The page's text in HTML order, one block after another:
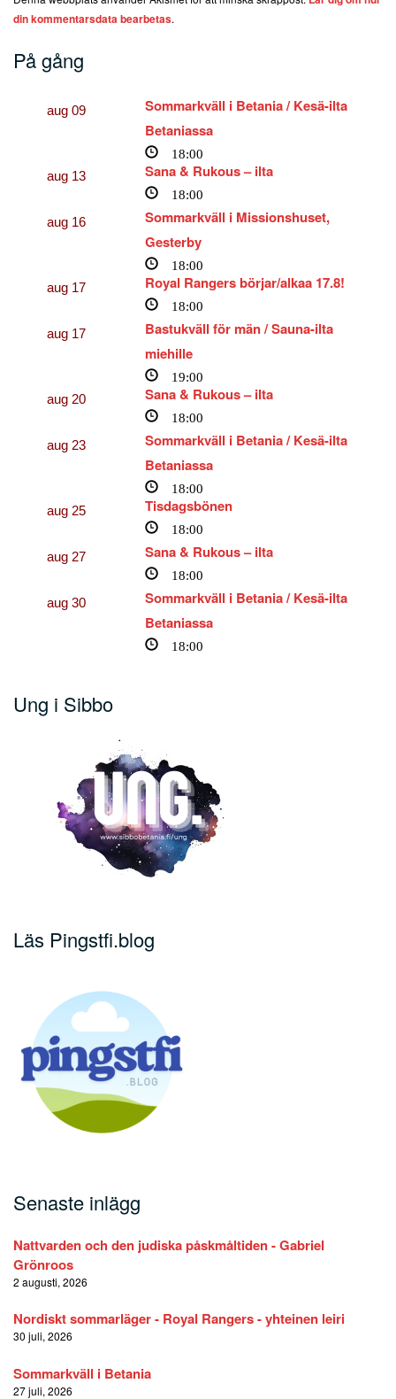
din kommentarsdata bearbetas.
På gång
aug 09
Sommarkväll i Betania / Kesä-ilta
Betaniassa
18:00
aug 13 Sana & Rukous – ilta
18:00
aug 16
Sommarkväll i Missionshuset,
Gesterby
18:00
aug 17 Royal Rangers börjar/alkaa 17.8!
18:00
aug 17
Bastukväll för män / Sauna-ilta
miehille
19:00
aug 20 Sana & Rukous – ilta
18:00
aug 23
Sommarkväll i Betania / Kesä-ilta
Betaniassa
18:00
aug 25 Tisdagsbönen
18:00
aug 27 Sana & Rukous – ilta
18:00
aug 30
Sommarkväll i Betania / Kesä-ilta
Betaniassa
18:00
Ung i Sibbo
Läs Pingstfi.blog
Senaste inlägg
Nattvarden och den judiska påskmåltiden - Gabriel
Grönroos
2 augusti, 2026
Nordiskt sommarläger - Royal Rangers - yhteinen leiri
30 juli, 2026
Sommarkväll i Betania
27 juli, 2026